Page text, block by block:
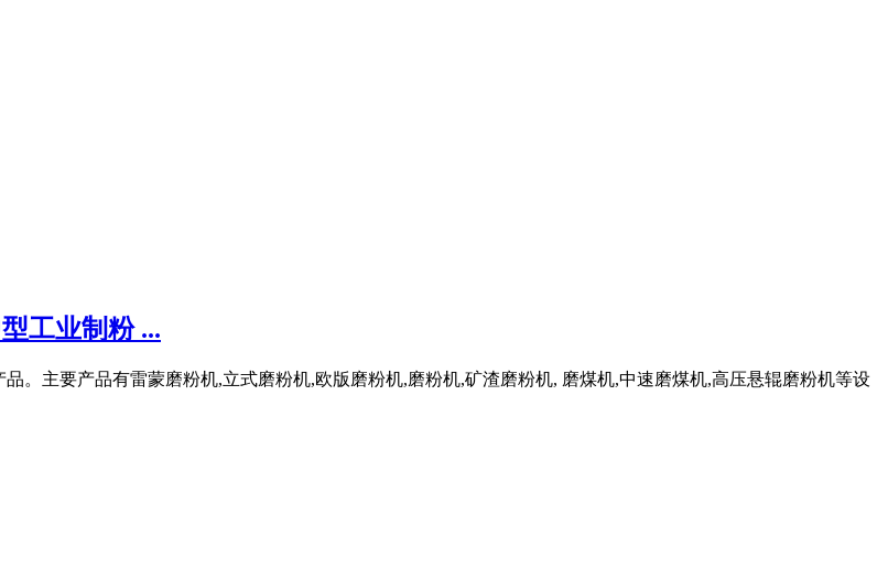
工业制粉 ...
。主要产品有雷蒙磨粉机,立式磨粉机,欧版磨粉机,磨粉机,矿渣磨粉机, 磨煤机,中速磨煤机,高压悬辊磨粉机等设